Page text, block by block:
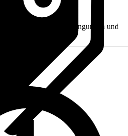
wie z. B. Rückgabebedingungen und
Verkäufernamen.